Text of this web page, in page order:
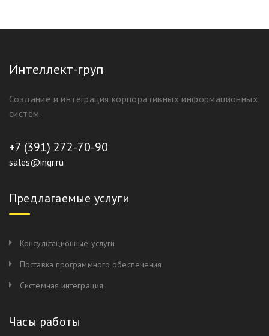
Интеллект-груп
Создание и интеграция корпоративных информационных
систем.
+7 (391) 272-70-90
sales@ingr.ru
Предлагаемые услуги
Консультационные услуги
Поставка программного обеспечения
Системная интеграция
Часы работы